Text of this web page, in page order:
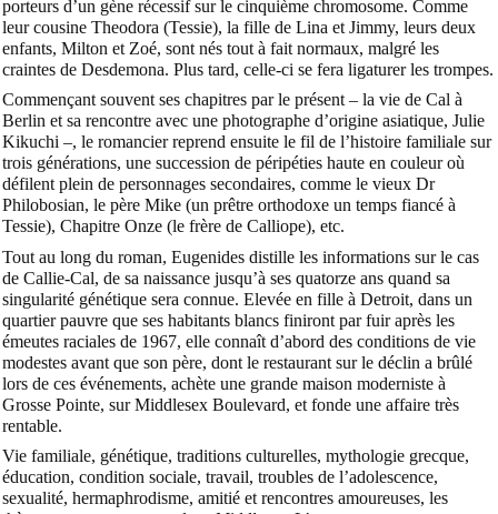
porteurs d’un gène récessif sur le cinquième chromosome. Comme
leur cousine Theodora (Tessie), la fille de Lina et Jimmy, leurs deux
enfants, Milton et Zoé, sont nés tout à fait normaux, malgré les
craintes de Desdemona. Plus tard, celle-ci se fera ligaturer les trompes.
Commençant souvent ses chapitres par le présent – la vie de Cal à
Berlin et sa rencontre avec une photographe d’origine asiatique, Julie
Kikuchi –, le romancier reprend ensuite le fil de l’histoire familiale sur
trois générations, une succession de péripéties haute en couleur où
défilent plein de personnages secondaires, comme le vieux Dr
Philobosian, le père Mike (un prêtre orthodoxe un temps fiancé à
Tessie), Chapitre Onze (le frère de Calliope), etc.
Tout au long du roman, Eugenides distille les informations sur le cas
de Callie-Cal, de sa naissance jusqu’à ses quatorze ans quand sa
singularité génétique sera connue. Elevée en fille à Detroit, dans un
quartier pauvre que ses habitants blancs finiront par fuir après les
émeutes raciales de 1967, elle connaît d’abord des conditions de vie
modestes avant que son père, dont le restaurant sur le déclin a brûlé
lors de ces événements, achète une grande maison moderniste à
Grosse Pointe, sur Middlesex Boulevard, et fonde une affaire très
rentable.
Vie familiale, génétique, traditions culturelles, mythologie grecque,
éducation, condition sociale, travail, troubles de l’adolescence,
sexualité, hermaphrodisme, amitié et rencontres amoureuses, les